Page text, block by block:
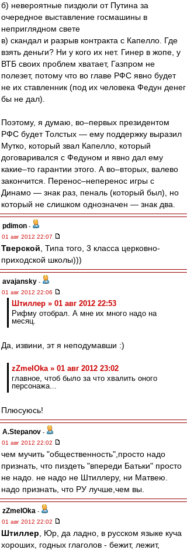
б) невероятные пиздюли от Путина за
очередное выставление госмашины в
неприглядном свете
в) скандал и разрыв контракта с Капелло. Где
взять деньги? Ни у кого их нет. Гинер в жопе, у
ВТБ своих проблем хватает, Газпром не
полезет, потому что во главе РФС явно будет
не их ставленник (под их человека Федун денег
бы не дал).
Поэтому, я думаю, во–первых президентом
РФС будет Толстых — ему поддержку выразил
Мутко, который звал Капелло, который
договаривался с Федуном и явно дал ему
какие–то гарантии этого. А во–вторых, валево
закончится. Перенос–неперенос игры с
Динамо — знак раз, пеналь (который был), но
который не слишком однозначен — знак два.
pdimon -
01 авг 2012 22:07
Тверской , Типа того, 3 класса церковно-
приходской школы)))
avajansky -
01 авг 2012 22:06
Штиллер » 01 авг 2012 22:53
Рифму отобрал. А мне их много надо на
месяц.
Да, извини, эт я неподумавши :)
zZmeIOka » 01 авг 2012 23:02
главное, чтоб было за что хвалить оного
персонажа...
Плюсуюсь!
A.Stepanov -
01 авг 2012 22:02
чем мучить "общественность",просто надо
признать, что пиздеть "впереди Батьки" просто
не надо. не надо не Штиллеру, ни Матвею.
надо признать, что РУ лучше,чем вы.
zZmeIOka -
01 авг 2012 22:02
Штиллер , Юр, да ладно, в русском языке куча
хороших, годных глаголов - бежит, лежит,